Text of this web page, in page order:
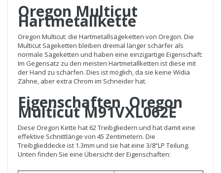
Oregon Multicut
Hartmetallkette
Oregon Multicut: die Hartmetallsägeketten von Oregon. Die
Multicut Sägeketten bleiben dreimal länger schärfer als
normale Sägeketten und haben eine einzigartige Eigenschaft:
Im Gegensatz zu den meisten Hartmetallketten ist diese mit
der Hand zu schärfen. Dies ist möglich, da sie keine Widia
Zähne, aber extra Chrom im Schneider hat.
Eigenschaften Oregon
Multicut M91VXL062E
Diese Oregon Kette hat 62 Treibgliedern und hat damit eine
effektive Schnittlänge von 45 Zentimetern. Die
Treibglieddecke ist 1.3mm und sie hat eine 3/8“LP Teilung.
Unten finden Sie eine Übersicht der Eigenschaften: